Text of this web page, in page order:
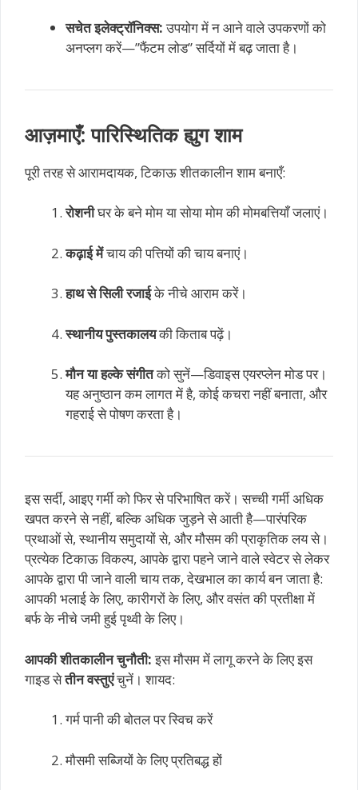
सचेत इलेक्ट्रॉनिक्स:उपयोग में न आने वाले उपकरणों को
अनप्लग करें—”फैंटम लोड” सर्दियों में बढ़ जाता है।
आज़माएँ: पारिस्थितिक ह्युग शाम
पूरी तरह से आरामदायक, टिकाऊ शीतकालीन शाम बनाएँ:
रोशनीघर के बने मोम या सोया मोम की मोमबत्तियाँ जलाएं।
कढ़ाई मेंचाय की पत्तियों की चाय बनाएं।
हाथ से सिली रजाईके नीचे आराम करें।
स्थानीय पुस्तकालयकी किताब पढ़ें।
मौन या हल्के संगीतको सुनें—डिवाइस एयरप्लेन मोड पर।
यह अनुष्ठान कम लागत में है, कोई कचरा नहीं बनाता, और
गहराई से पोषण करता है।
इस सर्दी, आइए गर्मी को फिर से परिभाषित करें। सच्ची गर्मी अधिक
खपत करने से नहीं, बल्कि अधिक जुड़ने से आती है—पारंपरिक
प्रथाओं से, स्थानीय समुदायों से, और मौसम की प्राकृतिक लय से।
प्रत्येक टिकाऊ विकल्प, आपके द्वारा पहने जाने वाले स्वेटर से लेकर
आपके द्वारा पी जाने वाली चाय तक, देखभाल का कार्य बन जाता है:
आपकी भलाई के लिए, कारीगरों के लिए, और वसंत की प्रतीक्षा में
बर्फ के नीचे जमी हुई पृथ्वी के लिए।
आपकी शीतकालीन चुनौती:इस मौसम में लागू करने के लिए इस
गाइड सेतीन वस्तुएंचुनें। शायद:
गर्म पानी की बोतल पर स्विच करें
मौसमी सब्जियों के लिए प्रतिबद्ध हों